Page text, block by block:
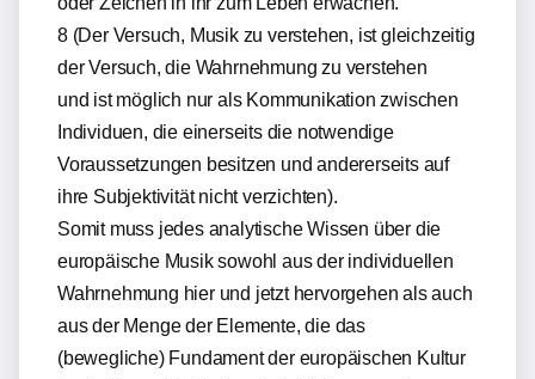
8 (Der Versuch, Musik zu verstehen, ist gleichzeitig
der Versuch, die Wahrnehmung zu verstehen
und ist möglich nur als Kommunikation zwischen
Individuen, die einerseits die notwendige
Voraussetzungen besitzen und andererseits auf
ihre Subjektivität nicht verzichten).
Somit muss jedes analytische Wissen über die
europäische Musik sowohl aus der individuellen
Wahrnehmung hier und jetzt hervorgehen als auch
aus der Menge der Elemente, die das
(bewegliche) Fundament der europäischen Kultur